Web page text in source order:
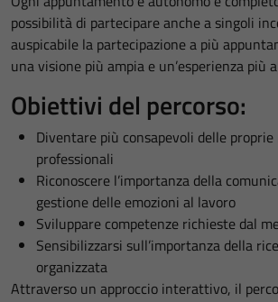
possibilità di partecipare anche a singoli
auspicabile la partecipazione a più
una visione più ampia e un’esperienza più
Obiettivi del percorso:
Diventare più consapevoli delle
professionali
Riconoscere l’importanza della
gestione delle emozioni al lavoro
Sviluppare competenze richieste dal
Sensibilizzarsi sull’importanza della
organizzata
Attraverso un approccio interattivo, il